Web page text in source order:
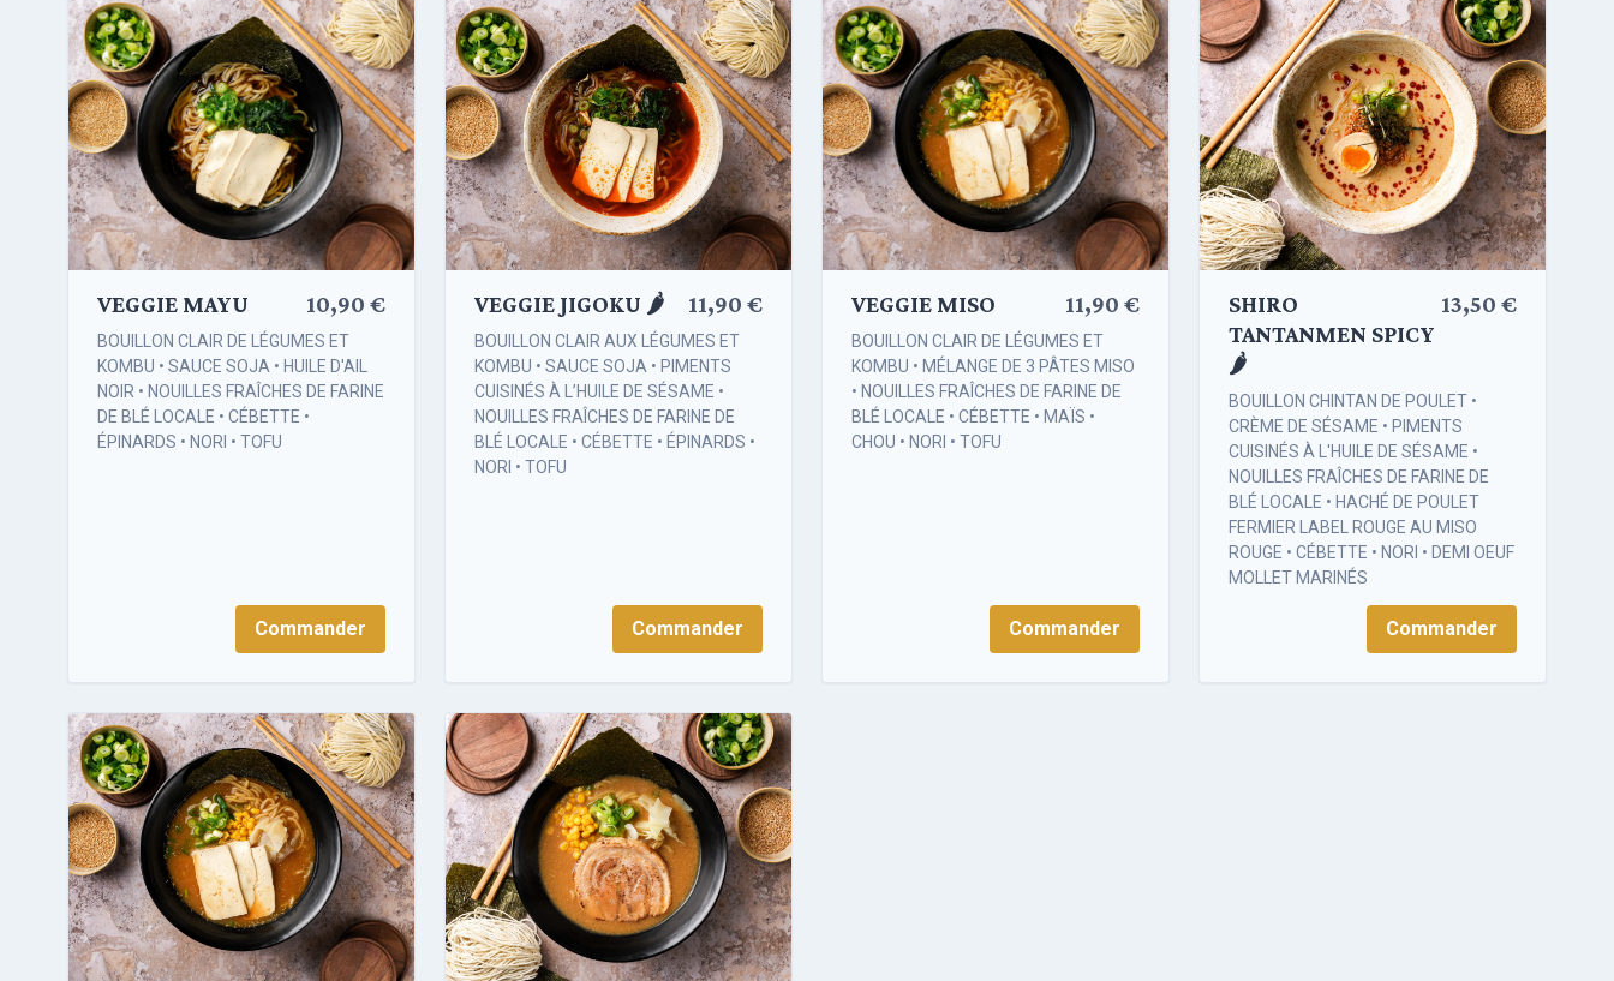
VEGGIE MAYU 10,90 €
BOUILLON CLAIR DE LÉGUMES ET
KOMBU • SAUCE SOJA • HUILE D'AIL
NOIR • NOUILLES FRAÎCHES DE FARINE
DE BLÉ LOCALE • CÉBETTE •
ÉPINARDS • NORI • TOFU
Commander
VEGGIE JIGOKU 🌶️ 11,90 €
BOUILLON CLAIR AUX LÉGUMES ET
KOMBU • SAUCE SOJA • PIMENTS
CUISINÉS À L’HUILE DE SÉSAME •
NOUILLES FRAÎCHES DE FARINE DE
BLÉ LOCALE • CÉBETTE • ÉPINARDS •
NORI • TOFU
Commander
VEGGIE MISO 11,90 €
BOUILLON CLAIR DE LÉGUMES ET
KOMBU • MÉLANGE DE 3 PÂTES MISO
• NOUILLES FRAÎCHES DE FARINE DE
BLÉ LOCALE • CÉBETTE • MAÏS •
CHOU • NORI • TOFU
Commander
SHIRO
TANTANMEN SPICY
🌶️
13,50 €
BOUILLON CHINTAN DE POULET •
CRÈME DE SÉSAME • PIMENTS
CUISINÉS À L'HUILE DE SÉSAME •
NOUILLES FRAÎCHES DE FARINE DE
BLÉ LOCALE • HACHÉ DE POULET
FERMIER LABEL ROUGE AU MISO
ROUGE • CÉBETTE • NORI • DEMI OEUF
MOLLET MARINÉS
Commander